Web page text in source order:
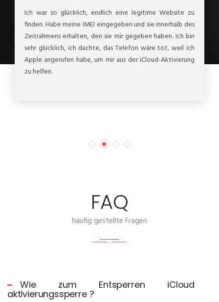
Ich war so glücklich, endlich eine legitime Website zu
finden. Habe meine IMEI eingegeben und sie innerhalb des
Zeitrahmens erhalten, den sie mir gegeben haben. Ich bin
sehr glücklich, ich dachte, das Telefon wäre tot, weil ich
Apple angerufen habe, um mir aus der iCloud-Aktivierung
zu helfen.
FAQ
häufig gestellte Fragen
Wie zum Entsperren iCloud
aktivierungssperre ?